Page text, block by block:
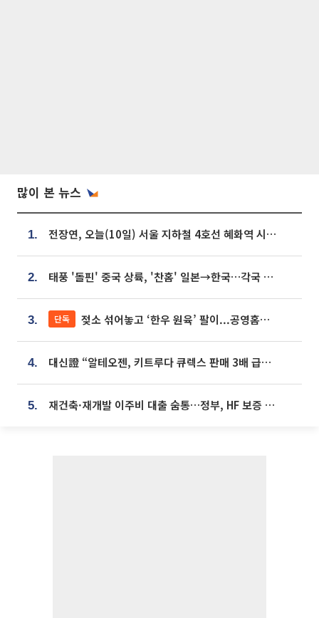
많이 본 뉴스
1. 전장연, 오늘(10일) 서울 지하철 4호선 혜화역 시위…1호선 용산역 무정차
2. 태풍 '돌핀' 중국 상륙, '찬홈' 일본→한국…각국 기상청 예상 경로는?
3. 단독 젖소 섞어놓고 ‘한우 원육’ 팔이...공영홈쇼핑 표기·검증 구멍
4. 대신證 “알테오젠, 키트루다 큐렉스 판매 3배 급증…목표가 41만원 상향”
5. 재건축·재개발 이주비 대출 숨통…정부, HF 보증 신설 추진